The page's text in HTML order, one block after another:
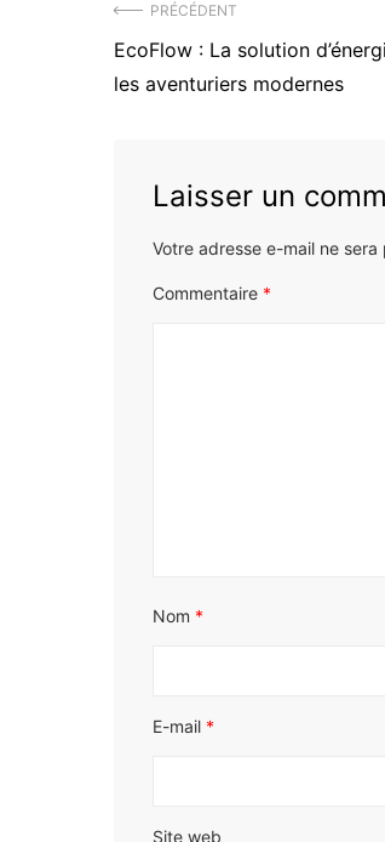
Navigation
de
PRÉCÉDENT
Précédent
article
EcoFlow : La solution
les aventuriers modernes
Laisser un
Votre adresse e-mail ne sera
Commentaire *
Nom *
E-mail *
Site web